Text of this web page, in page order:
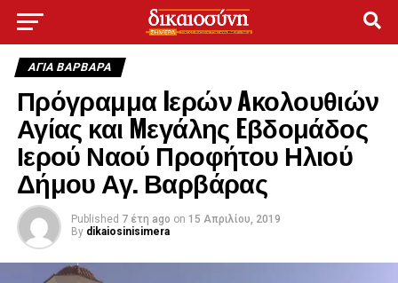
ΑΓΙΑ ΒΑΡΒΑΡΑ
Πρόγραμμα Iερών Aκολουθιών
Αγίας και Mεγάλης Eβδομάδος
Ιερού Ναού Προφήτου Ηλιού
Δήμου Αγ. Βαρβάρας
Published 7 έτη ago on 15 Απριλίου, 2019
By dikaiosinisimera